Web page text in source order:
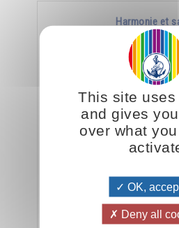
Harmonie et
La meilleure arme contre
This site
and gives
over what
OK,
Deny all